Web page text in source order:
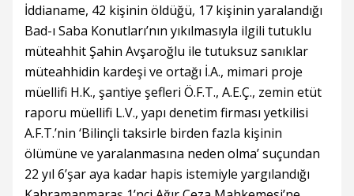
İddianame, 42 kişinin öldüğü, 17 kişinin yaralandığı
Bad-ı Saba Konutları’nın yıkılmasıyla ilgili tutuklu
müteahhit Şahin Avşaroğlu ile tutuksuz sanıklar
müteahhidin kardeşi ve ortağı İ.A., mimari proje
müellifi H.K., şantiye şefleri Ö.F.T., A.E.Ç., zemin etüt
raporu müellifi L.V., yapı denetim firması yetkilisi
A.F.T.’nin ‘Bilinçli taksirle birden fazla kişinin
ölümüne ve yaralanmasına neden olma’ suçundan
22 yıl 6’şar aya kadar hapis istemiyle yargılandığı